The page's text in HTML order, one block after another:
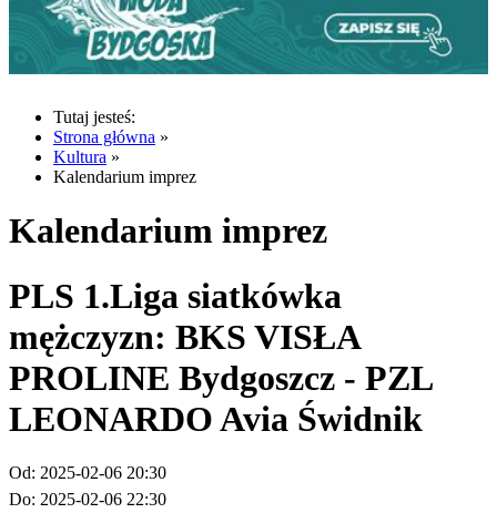
Tutaj jesteś:
Strona główna »
Kultura »
Kalendarium imprez
Kalendarium imprez
PLS 1.Liga siatkówka
mężczyzn: BKS VISŁA
PROLINE Bydgoszcz - PZL
LEONARDO Avia Świdnik
Od: 2025-02-06 20:30
Do: 2025-02-06 22:30